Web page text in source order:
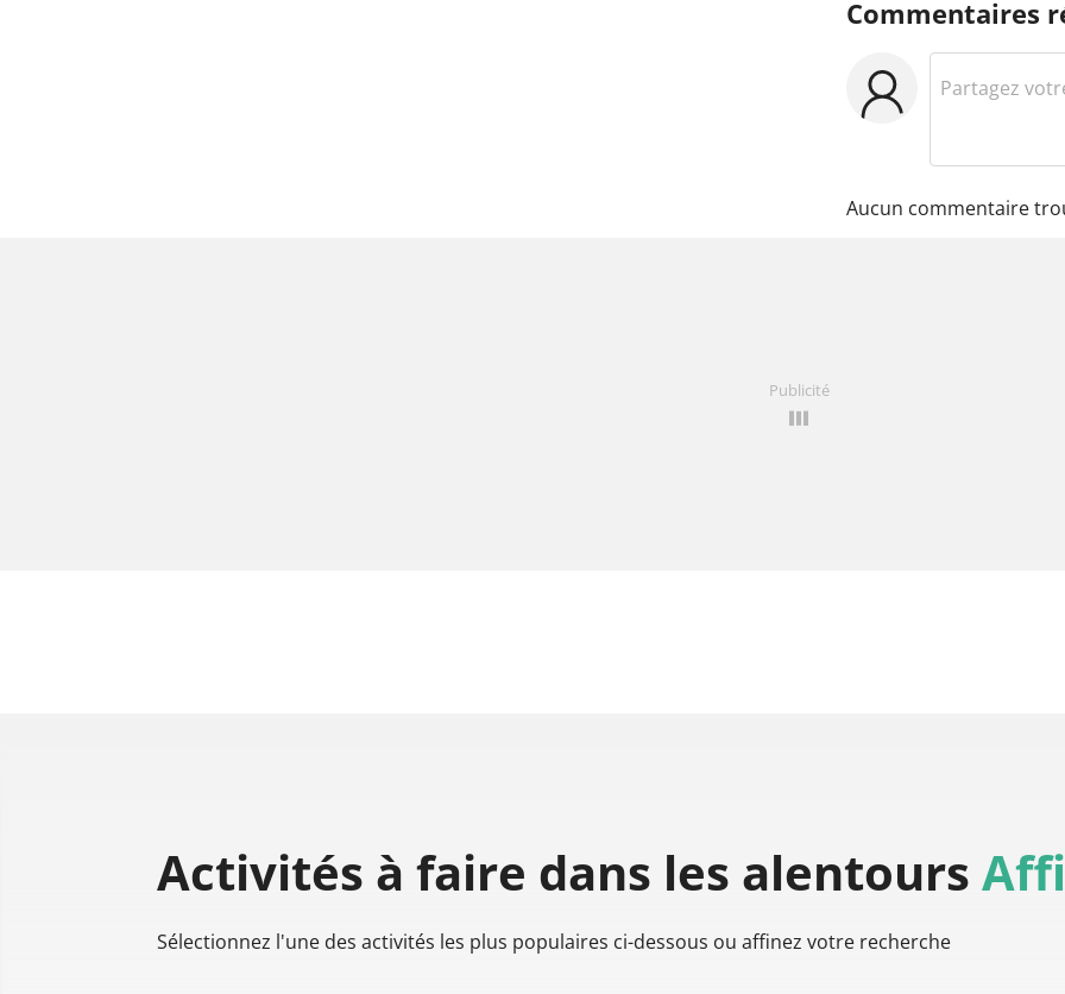
Commentaires
Aucun commentaire
Publicité
Activités à faire dans les alentours
Sélectionnez l'une des activités les plus populaires ci-dessous ou affinez votre recherche